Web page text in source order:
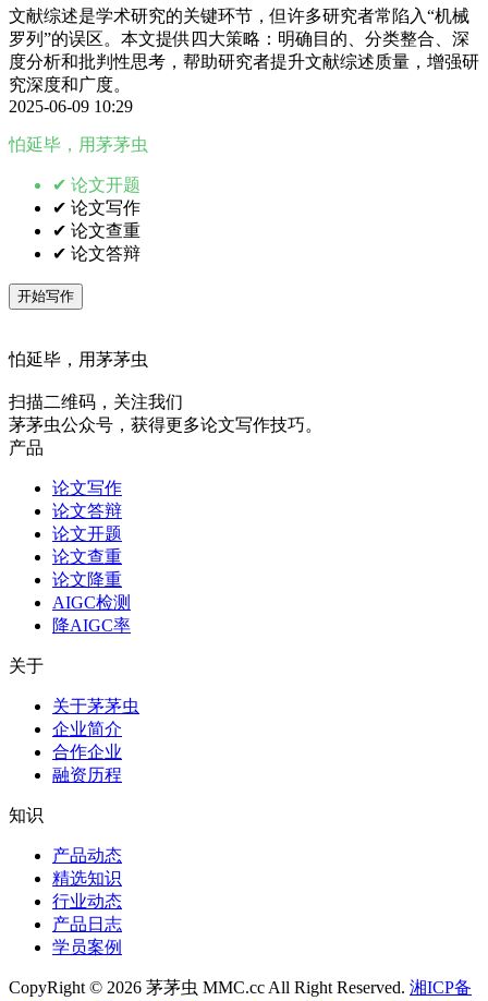
文献综述是学术研究的关键环节，但许多研究者常陷入“机械
罗列”的误区。本文提供四大策略：明确目的、分类整合、深
度分析和批判性思考，帮助研究者提升文献综述质量，增强研
究深度和广度。
2025-06-09 10:29
怕延毕，用茅茅虫
✔ 论文开题
✔ 论文写作
✔ 论文查重
✔ 论文答辩
开始写作
怕延毕，用茅茅虫
扫描二维码，关注我们
茅茅虫公众号，获得更多论文写作技巧。
产品
论文写作
论文答辩
论文开题
论文查重
论文降重
AIGC检测
降AIGC率
关于
关于茅茅虫
企业简介
合作企业
融资历程
知识
产品动态
精选知识
行业动态
产品日志
学员案例
CopyRight © 2026 茅茅虫 MMC.cc All Right Reserved. 湘ICP备